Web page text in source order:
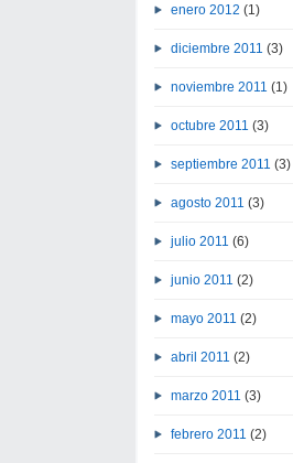
enero 2012 (1)
diciembre 2011 (3)
noviembre 2011 (1)
octubre 2011 (3)
septiembre 2011 (3)
agosto 2011 (3)
julio 2011 (6)
junio 2011 (2)
mayo 2011 (2)
abril 2011 (2)
marzo 2011 (3)
febrero 2011 (2)